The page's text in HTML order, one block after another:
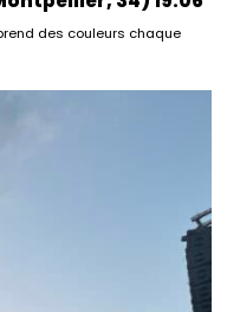
des couleurs chaque